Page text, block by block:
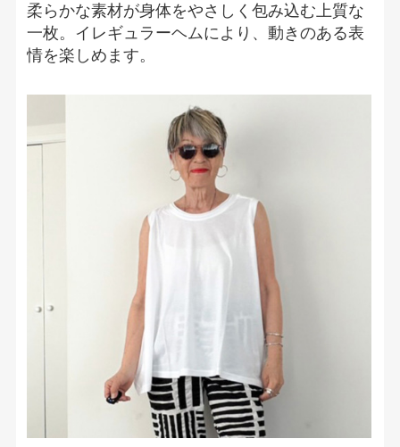
柔らかな素材が身体をやさしく包み込む上質な
一枚。イレギュラーヘムにより、動きのある表
情を楽しめます。